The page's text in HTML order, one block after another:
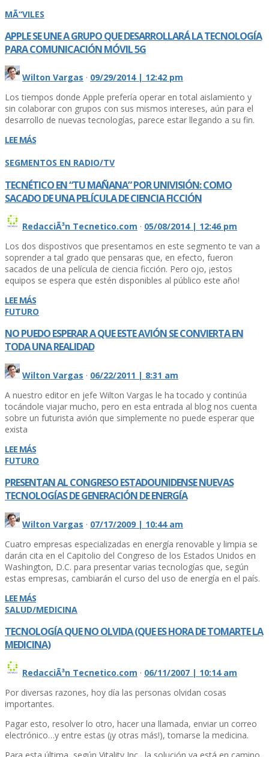
MÃ“VILES
APPLE SE UNE A GRUPO QUE DESARROLLARÁ LA TECNOLOGÍ­A
PARA COMUNICACIÓN MÓVIL 5G
Wilton Vargas · 09/29/2014 | 12:42 pm
Los tiempos donde Apple preferí­a operar en total aislamiento y
sin colaborar con grupos con sus mismos intereses, aún para el
desarrollo de nuevas tecnologí­as, parece estar llegando a su fin.
LEE MÁS
SEGMENTOS EN RADIO/TV
TECNÉTICO EN “TU MAÑANA” POR UNIVISIÓN: COMO
SACADO DE UNA PELÍ­CULA DE CIENCIA FICCIÓN
RedacciÃ³n Tecnetico.com · 05/08/2014 | 12:46 pm
Los dos dispostivos que presentamos en este segmento te van a
soprender a tal grado que pensaras que, en efecto, fueron
sacados de una pelí­cula de ciencia ficción. Pero ojo, ¡estos
equipos se espera que estén disponibles al público este año!
LEE MÁS
FUTURO
NO PUEDO ESPERAR A QUE ESTE AVIÓN SE CONVIERTA EN
TODA UNA REALIDAD
Wilton Vargas · 06/22/2011 | 8:31 am
A nuestro editor en jefe Wilton Vargas le ha tocado y continúa
tocándole viajar mucho, pero en esta entrada al blog nos cuenta
sobre un futurista avión que simplemente no puede esperar que
exista
LEE MÁS
FUTURO
PRESENTAN AL CONGRESO ESTADOUNIDENSE NUEVAS
TECNOLOGÍ­AS DE GENERACIÓN DE ENERGÍ­A
Wilton Vargas · 07/17/2009 | 10:44 am
Cuatro empresas especializadas en energí­a renovable y limpia se
darán cita en el Capitolio del Congreso de los Estados Unidos en
Washington, D.C. para presentar varias tecnologí­as que, según
estas empresas, cambiarán el curso del uso de energí­a en el paí­s.
LEE MÁS
SALUD/MEDICINA
TECNOLOGÍ­A QUE NO OLVIDA (QUE ES HORA DE TOMARTE LA
MEDICINA)
RedacciÃ³n Tecnetico.com · 06/11/2007 | 10:14 am
Por diversas razones, hoy dí­a las personas olvidan cosas
importantes.
Pagar esto, resolver lo otro, hacer una llamada, enviar un correo
electrónico…y entre estas (¡y otras más!), tomarse la medicina.